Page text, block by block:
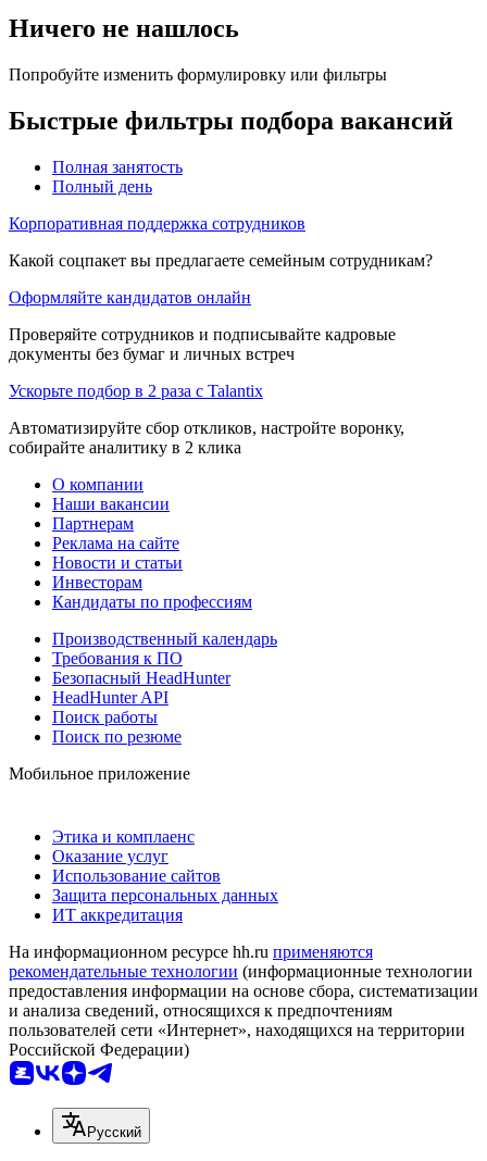
Ничего не нашлось
Попробуйте изменить формулировку или фильтры
Быстрые фильтры подбора вакансий
Полная занятость
Полный день
Корпоративная поддержка сотрудников
Какой соцпакет вы предлагаете семейным сотрудникам?
Оформляйте кандидатов онлайн
Проверяйте сотрудников и подписывайте кадровые
документы без бумаг и личных встреч
Ускорьте подбор в 2 раза с Talantix
Автоматизируйте сбор откликов, настройте воронку,
собирайте аналитику в 2 клика
О компании
Наши вакансии
Партнерам
Реклама на сайте
Новости и статьи
Инвесторам
Кандидаты по профессиям
Производственный календарь
Требования к ПО
Безопасный HeadHunter
HeadHunter API
Поиск работы
Поиск по резюме
Мобильное приложение
Этика и комплаенс
Оказание услуг
Использование сайтов
Защита персональных данных
ИТ аккредитация
На информационном ресурсе hh.ru применяются
рекомендательные технологии (информационные технологии
предоставления информации на основе сбора, систематизации
и анализа сведений, относящихся к предпочтениям
пользователей сети «Интернет», находящихся на территории
Российской Федерации)
Русский